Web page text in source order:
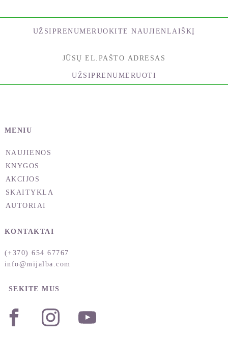
UŽSIPRENUMERUOKITE NAUJIENLAIŠKĮ
UŽSIPRENUMERUOTI
MENIU
NAUJIENOS
KNYGOS
AKCIJOS
SKAITYKLA
AUTORIAI
KONTAKTAI
(+370) 654 67767
info@mijalba.com
SEKITE MUS